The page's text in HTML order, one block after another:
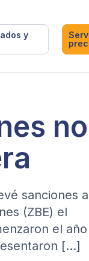
y
no
sanciones a
(ZBE) el
el año
[…]